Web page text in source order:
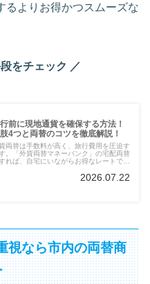
るよりお得かつスムーズな
をチェック ／
前に現地通貨を確保する方法！
4つと両替のコツを徹底解説！
両替は手数料が高く、旅行費用を圧迫す
。「外貨両替マネーバンク」の宅配両替
れば、自宅にいながらお得なレートで外
2026.07.22
視なら市内の両替商